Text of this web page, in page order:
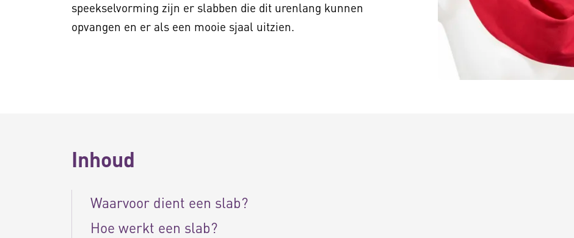
speekselvorming zijn er slabben die dit urenlang kunnen
opvangen en er als een mooie sjaal uitzien.
Inhoud
Waarvoor dient een slab?
Hoe werkt een slab?